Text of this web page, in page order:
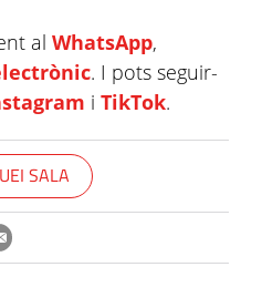
al WhatsApp,
. I pots seguir-
i TikTok.
SALA